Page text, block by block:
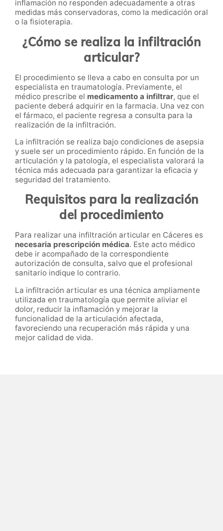
inflamación no responden adecuadamente a otras
medidas más conservadoras, como la medicación oral
o la fisioterapia.
¿Cómo se realiza la infiltración
articular?
El procedimiento se lleva a cabo en consulta por un
especialista en traumatología. Previamente, el
médico prescribe el medicamento a infiltrar, que el
paciente deberá adquirir en la farmacia. Una vez con
el fármaco, el paciente regresa a consulta para la
realización de la infiltración.
La infiltración se realiza bajo condiciones de asepsia
y suele ser un procedimiento rápido. En función de la
articulación y la patología, el especialista valorará la
técnica más adecuada para garantizar la eficacia y
seguridad del tratamiento.
Requisitos para la realización
del procedimiento
Para realizar una infiltración articular en Cáceres es
necesaria prescripción médica. Este acto médico
debe ir acompañado de la correspondiente
autorización de consulta, salvo que el profesional
sanitario indique lo contrario.
La infiltración articular es una técnica ampliamente
utilizada en traumatología que permite aliviar el
dolor, reducir la inflamación y mejorar la
funcionalidad de la articulación afectada,
favoreciendo una recuperación más rápida y una
mejor calidad de vida.